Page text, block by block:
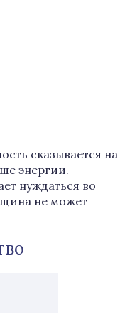
сказывается на
энергии.
нуждаться во
не может